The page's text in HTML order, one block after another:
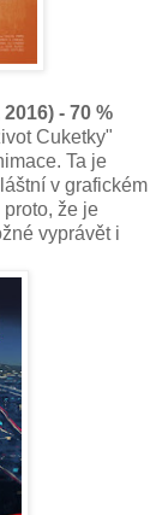
- 70 %
Cuketky"
Ta je
v grafickém
že je
vyprávět i